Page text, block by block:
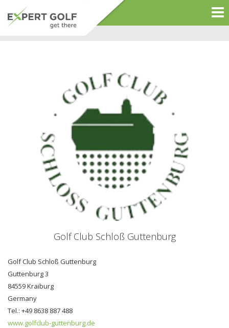
Golf Club Schloß Guttenburg
Golf Club Schloß Guttenburg
Guttenburg 3
84559 Kraiburg
Germany
Tel.: +49 8638 887 488
www.golfclub-guttenburg.de